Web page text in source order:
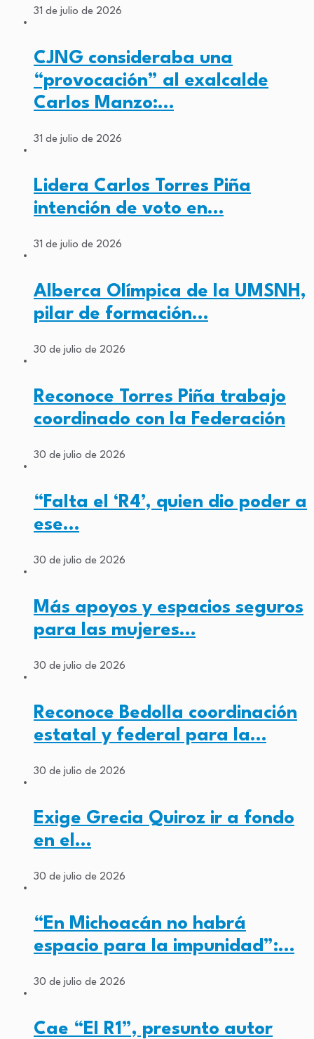
31 de julio de 2026
CJNG consideraba una
“provocación” al exalcalde
Carlos Manzo:…
31 de julio de 2026
Lidera Carlos Torres Piña
intención de voto en…
31 de julio de 2026
Alberca Olímpica de la UMSNH,
pilar de formación…
30 de julio de 2026
Reconoce Torres Piña trabajo
coordinado con la Federación
30 de julio de 2026
“Falta el ‘R4’, quien dio poder a
ese…
30 de julio de 2026
Más apoyos y espacios seguros
para las mujeres…
30 de julio de 2026
Reconoce Bedolla coordinación
estatal y federal para la…
30 de julio de 2026
Exige Grecia Quiroz ir a fondo
en el…
30 de julio de 2026
“En Michoacán no habrá
espacio para la impunidad”:…
30 de julio de 2026
Cae “El R1”, presunto autor